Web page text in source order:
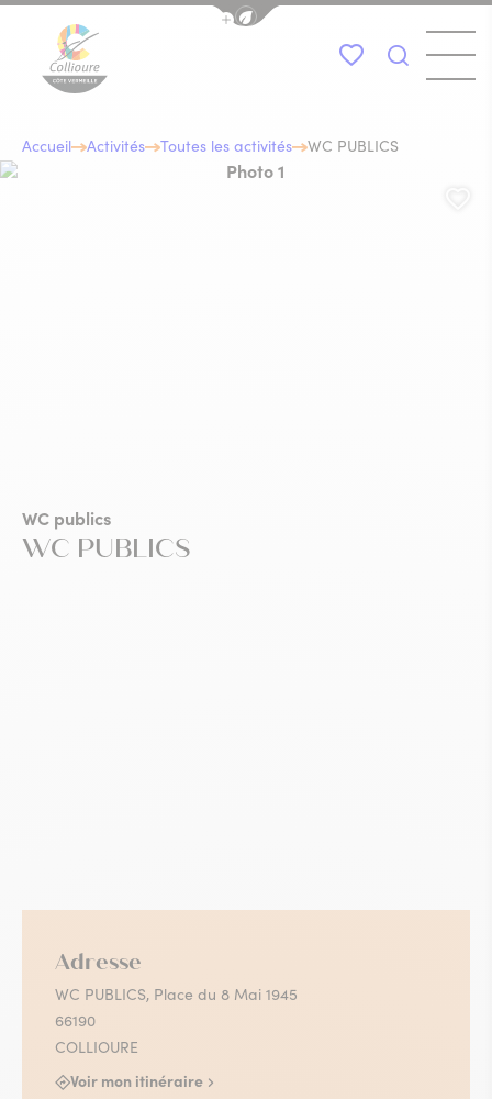
Afficher la barre de navigation du
Mes favoris
Je
Accueil Activités Toutes les activités WC PUBLICS
WC publics
WC PUBLICS
Photo 1, © Toilettes Publiques de
Adresse
WC PUBLICS, Place du 8 Mai 1945
66190
COLLIOURE
Voir mon itinéraire